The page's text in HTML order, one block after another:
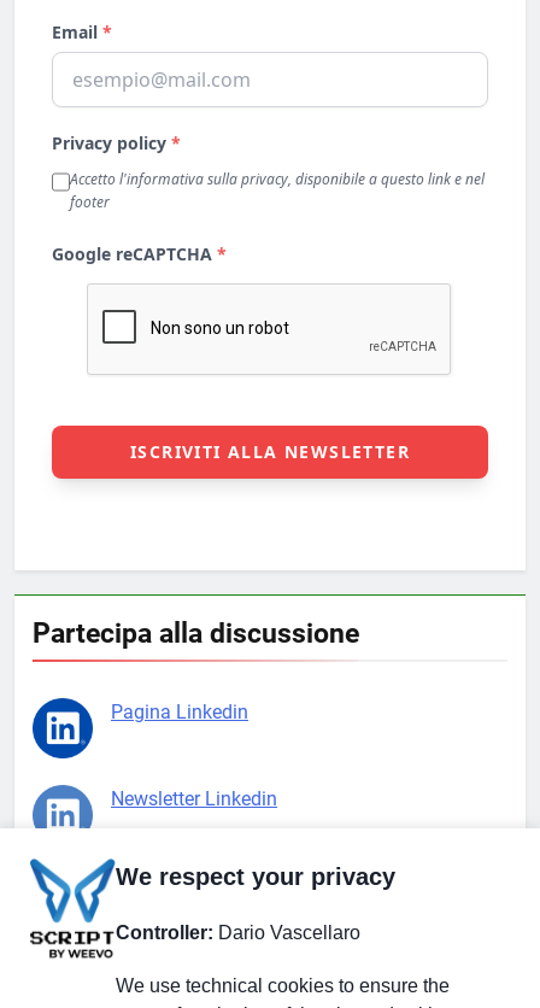
Partecipa alla discussione
Pagina Linkedin
Newsletter Linkedin
Gruppo Linkedin
Pagina Facebook
We respect your privacy
Controller: Dario Vascellaro
We use technical cookies to ensure the